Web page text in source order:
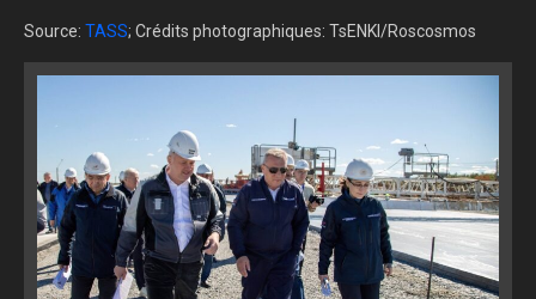
Source: TASS; Crédits photographiques: TsENKI/Roscosmos